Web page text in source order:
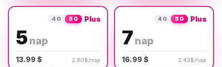
4G 5G Plus
5 nap
13.99 $ 2.80$/nap
4G 5G Plus
7 nap
16.99 $ 2.43$/nap